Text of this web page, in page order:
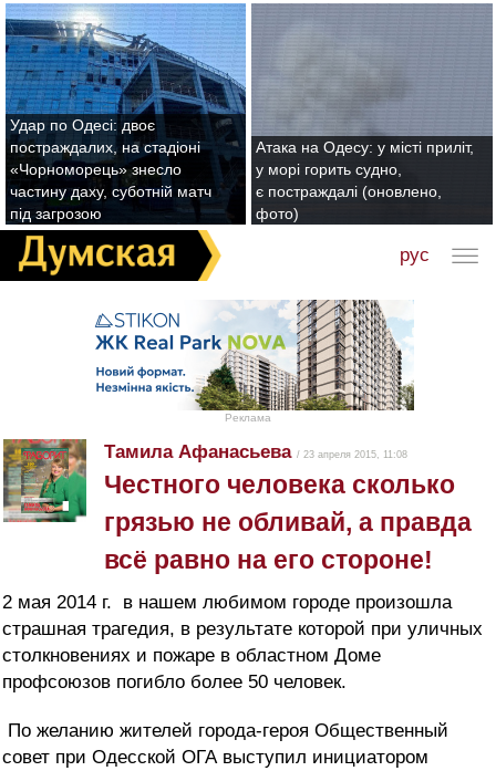
Удар по Одесі: двоє
постраждалих, на стадіоні
«Чорноморець» знесло
частину даху, суботній матч
під загрозою
Атака на Одесу: у місті приліт,
у морі горить судно,
є постраждалі (оновлено,
фото)
рус
Реклама
Тамила Афанасьева / 23 апреля 2015, 11:08
Честного человека сколько
грязью не обливай, а правда
всё равно на его стороне!
2 мая 2014 г.
в нашем любимом городе произошла
страшная трагедия, в результате которой при уличных
столкновениях и пожаре в областном Доме
профсоюзов погибло более 50 человек.
По желанию жителей города-героя Общественный
совет при Одесской ОГА выступил инициатором